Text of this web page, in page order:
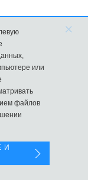
или
файлов
×
И